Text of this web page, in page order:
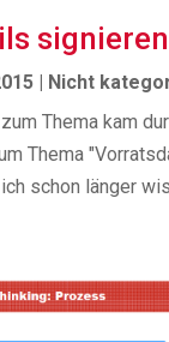
| Nicht
Thema kam
Thema
schon länger